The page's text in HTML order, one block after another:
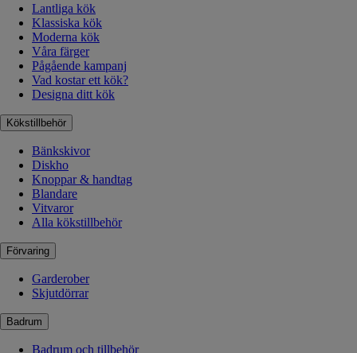
Lantliga kök
Klassiska kök
Moderna kök
Våra färger
Pågående kampanj
Vad kostar ett kök?
Designa ditt kök
Kökstillbehör
Bänkskivor
Diskho
Knoppar & handtag
Blandare
Vitvaror
Alla kökstillbehör
Förvaring
Garderober
Skjutdörrar
Badrum
Badrum och tillbehör